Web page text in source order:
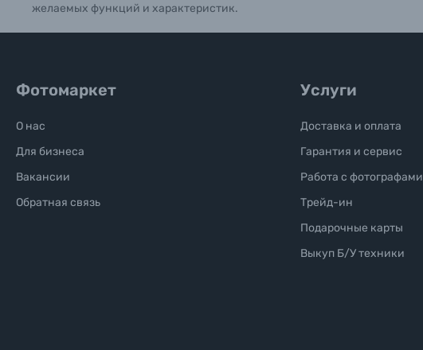
желаемых функций и характеристик.
Фотомаркет
О нас
Для бизнеса
Вакансии
Обратная связь
Услуги
Доставка и оплата
Гарантия и сервис
Работа с фотографами
Трейд-ин
Подарочные карты
Выкуп Б/У техники